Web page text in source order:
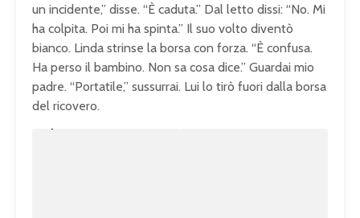
un incidente,” disse. “È caduta.” Dal letto dissi: “No. Mi
ha colpita. Poi mi ha spinta.” Il suo volto diventò
bianco. Linda strinse la borsa con forza. “È confusa.
Ha perso il bambino. Non sa cosa dice.” Guardai mio
padre. “Portatile,” sussurrai. Lui lo tirò fuori dalla borsa
del ricovero.